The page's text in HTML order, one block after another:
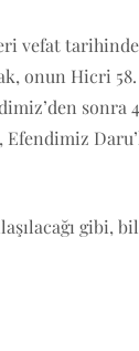
vefat
onun Hicri 58.
sonra
gibi,